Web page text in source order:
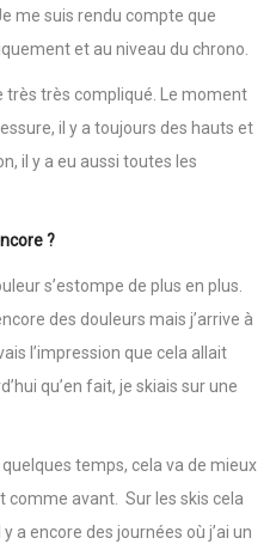
me suis rendu compte que
et au niveau du chrono.
très très compliqué. Le moment
il y a toujours des hauts et
il y a eu aussi toutes les
?
s’estompe de plus en plus.
des douleurs mais j’arrive à
l’impression que cela allait
qu’en fait, je skiais sur une
temps, cela va de mieux
avant. Sur les skis cela
a encore des journées où j’ai un